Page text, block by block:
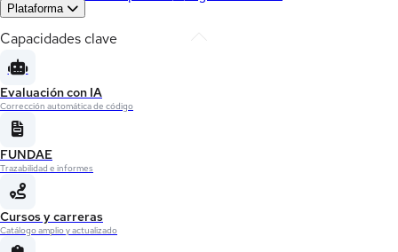
Plataforma
Capacidades clave
Evaluación con IA
Corrección automática de código
FUNDAE
Trazabilidad e informes
Cursos y carreras
Catálogo amplio y actualizado